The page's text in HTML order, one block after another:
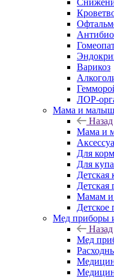
Варикоз
ЛОР-
Мама и малыш
Назад
Мама и
Для
Для
Детская
Детская
Мамам и
Детское
Мед приборы
Назад
Мед